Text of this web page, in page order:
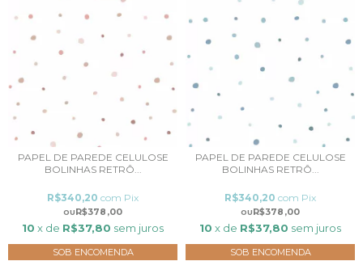
PAPEL DE PAREDE CELULOSE
BOLINHAS RETRÔ...
R$378,00
R$340,20 com Pix
10 x de R$37,80 sem juros
SOB ENCOMENDA
PAPEL DE PAREDE CELULOSE
BOLINHAS RETRÔ...
R$378,00
R$340,20 com Pix
10 x de R$37,80 sem juros
SOB ENCOMENDA